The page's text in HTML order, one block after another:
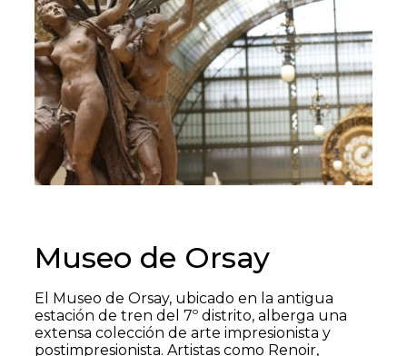
Museo de Orsay
El Museo de Orsay, ubicado en la antigua
estación de tren del 7º distrito, alberga una
extensa colección de arte impresionista y
postimpresionista. Artistas como Renoir,